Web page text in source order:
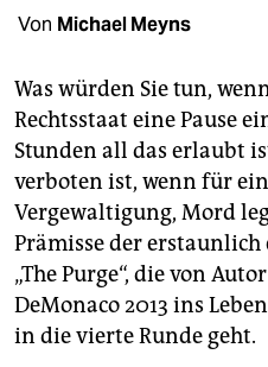
veranstaltungen
fragen & hilfe
unterstützen
abo
genossenschaft
epaper login
Von Michael Meyns
Was würden Sie tun,
Rechtsstaat eine Pause
Stunden all das erlaubt
verboten ist, wenn für
Vergewaltigung, Mord
Prämisse der
„The Purge“, die von
DeMonaco 2013 ins
in die vierte Runde geht.